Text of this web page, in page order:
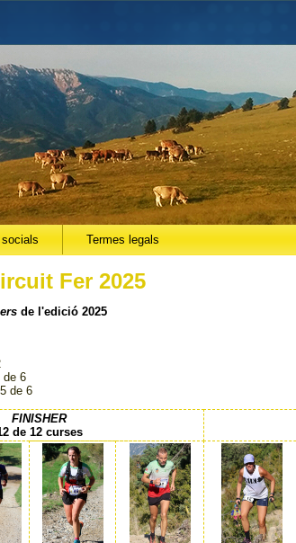
Termes legals
Fer 2025
de l'edició 2025
de 6
de 6
FINISHER
de 12 curses